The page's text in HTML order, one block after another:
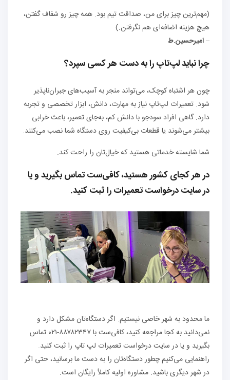
(مهم‌ترین چیز برای من، صداقت تیم بود. همه چیز رو شفاف گفتن،
هیچ هزینه اضافه‌ای هم نگرفتن.)
–امیرحسین.ط
چرا نباید لپ‌تاپ را به دست هر کسی سپرد؟
چون هر اشتباه کوچک، می‌تواند منجر به آسیب‌های جبران‌ناپذیر
شود. تعمیرات لپ‌تاپ نیاز به مهارت، دانش، ابزار تخصصی و تجربه
دارد. گاهی افراد سودجو با دانش کم، به‌جای تعمیر، باعث خرابی
بیشتر می‌شوند یا قطعات بی‌کیفیت روی دستگاه شما نصب می‌کنند.
شما شایسته خدماتی هستید که خیال‌تان را راحت کند.
در هر کجای کشور هستید، کافی‌ست تماس بگیرید و یا
در سایت درخواست تعمیرات را ثبت کنید.
ما محدود به شهر خاصی نیستیم. اگر دستگاه‌تان مشکل دارد و
نمی‌دانید به کجا مراجعه کنید، کافی‌ست با ۸۸۷۸۲۳۴۷-۰۲۱ تماس
بگیرید و یا در سایت درخواست تعمیرات لپ تاپ را ثبت کنید.
راهنمایی می‌کنیم چطور دستگاه‌تان را به دست ما برسانید، حتی اگر
در شهر دیگری باشید. مشاوره اولیه کاملاً رایگان است.